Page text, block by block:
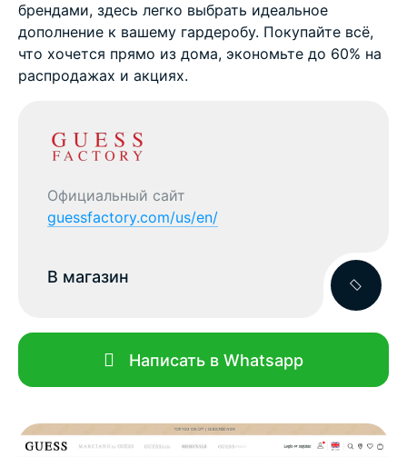
брендами, здесь легко выбрать идеальное
дополнение к вашему гардеробу. Покупайте всё,
что хочется прямо из дома, экономьте до 60% на
распродажах и акциях.
Официальный сайт
guessfactory.com/us/en/
В магазин
Написать в Whatsapp